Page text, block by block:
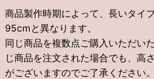
商品製作時期によって、長いタイ
95cmと異なります。
同じ商品を複数点ご購入いただい
じ商品を注文された場合でも、高
がございますのでご了承ください。